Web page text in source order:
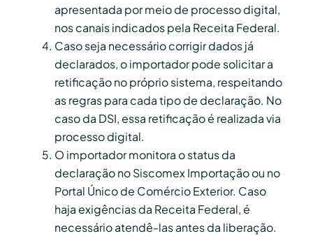
apresentada por meio de processo digital,
nos canais indicados pela Receita Federal.
Caso seja necessário corrigir dados já
declarados, o importador pode solicitar a
retificação no próprio sistema, respeitando
as regras para cada tipo de declaração. No
caso da DSI, essa retificação é realizada via
processo digital.
O importador monitora o status da
declaração no Siscomex Importação ou no
Portal Único de Comércio Exterior. Caso
haja exigências da Receita Federal, é
necessário atendê-las antes da liberação.